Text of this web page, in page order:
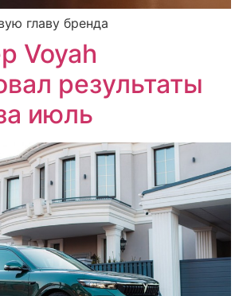
главу бренда
Voyah
результаты
июль